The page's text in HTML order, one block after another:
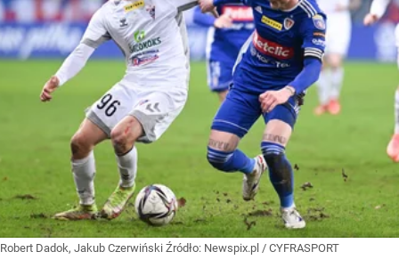
Robert Dadok, Jakub Czerwiński Źródło: Newspix.pl / CYFRASPORT